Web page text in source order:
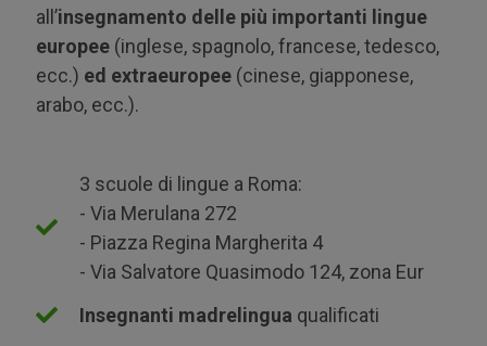
all’insegnamento delle più importanti lingue
europee (inglese, spagnolo, francese, tedesco,
ecc.) ed extraeuropee (cinese, giapponese,
arabo, ecc.).
3 scuole di lingue a Roma:
- Via Merulana 272
- Piazza Regina Margherita 4
- Via Salvatore Quasimodo 124, zona Eur
Insegnanti madrelingua qualificati